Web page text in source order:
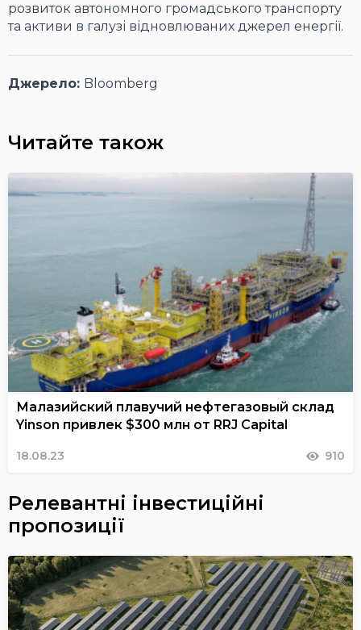
розвиток автономного громадського транспорту
та активи в галузі відновлюваних джерел енергії.
Джерело: Bloomberg
Читайте також
Малазийский плавучий нефтегазовый склад
Yinson привлек $300 млн от RRJ Capital
18.08.23 910
Релевантні інвестиційні
пропозиції